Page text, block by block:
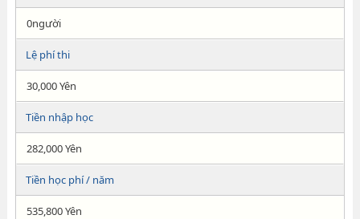
0người
Lệ phí thi
30,000 Yên
Tiền nhập học
282,000 Yên
Tiền học phí / năm
535,800 Yên